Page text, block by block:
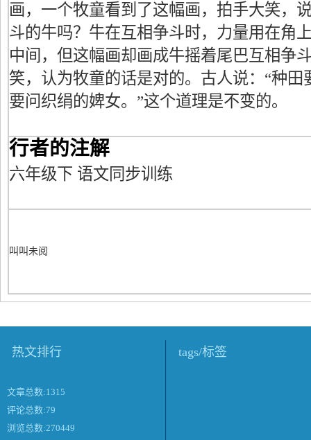
画，一个牧童看到了这幅画，拍手大笑，
斗的牛吗？牛在互相争斗时，力量用在角
中间，但这幅画却画成牛摇着尾巴互相争
笑，认为牧童的话是对的。古人说：“种
要问织绢的婢女。”这个道理是不变的。
行者的注解
六年级下 语文同步训练
叫叫未阅
热文排行
文章总数:1315
评论总数:79
浏览总数:270449
tags/标签